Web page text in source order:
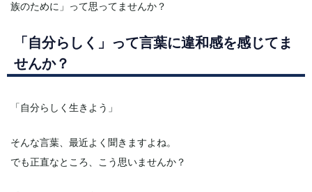
族のために」って思ってませんか？
「自分らしく」って言葉に違和感を感じてま
せんか？
「自分らしく生きよう」
そんな言葉、最近よく聞きますよね。
でも正直なところ、こう思いませんか？